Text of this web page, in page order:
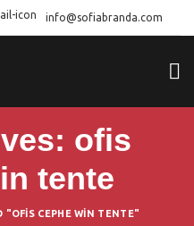
info@sofiabranda.com
ofis
tente
"OFIS CEPHE WIN TENTE"